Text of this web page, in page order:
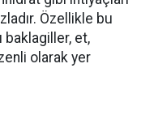
Özellikle bu
et,
olarak yer